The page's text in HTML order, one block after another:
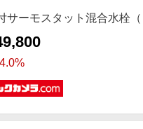
サーモスタット混合水栓
4.0%